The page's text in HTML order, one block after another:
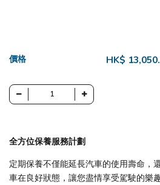
價格 HK$
全方位保養服務計劃
定期保養不僅能延長汽車的使用壽命，
車在良好狀態，讓您盡情享受駕駛的樂